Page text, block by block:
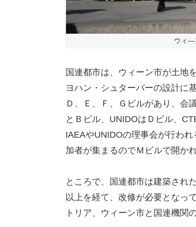
ウィ―
国連都市は、ウィーン市が土地
ヨハン・シュターバーの設計に
Ｄ、Ｅ、Ｆ、Ｇビルがあり、会
とＢビル、UNIDOはＤビル、
IAEAやUNIDOの理事会が行わ
加者が集まるのでＭビルで開かれ
ところで、国連都市は建築され
以上を経て、改修が必要となっ
トリア、ウィーン市と国連機関